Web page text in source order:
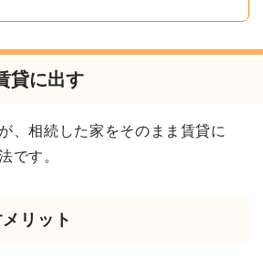
貸に出す
、相続した家をそのまま賃貸に
です。
リット